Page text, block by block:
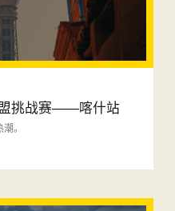
挑战赛——喀什站
。